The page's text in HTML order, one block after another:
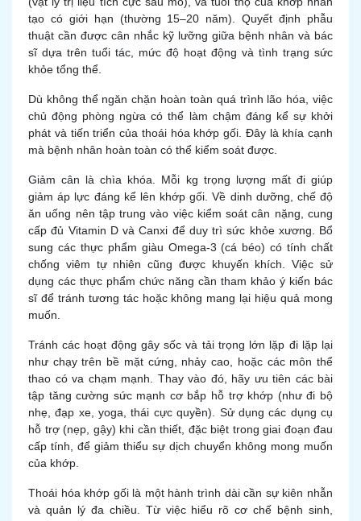
tạo có giới hạn (thường 15–20 năm). Quyết định phẫu
thuật cần được cân nhắc kỹ lưỡng giữa bệnh nhân và bác
sĩ dựa trên tuổi tác, mức độ hoạt động và tình trạng sức
khỏe tổng thể.
Dù không thể ngăn chặn hoàn toàn quá trình lão hóa, việc
chủ động phòng ngừa có thể làm chậm đáng kể sự khởi
phát và tiến triển của thoái hóa khớp gối. Đây là khía cạnh
mà bệnh nhân hoàn toàn có thể kiểm soát được.
Giảm cân là chìa khóa. Mỗi kg trọng lượng mất đi giúp
giảm áp lực đáng kể lên khớp gối. Về dinh dưỡng, chế độ
ăn uống nên tập trung vào việc kiểm soát cân nặng, cung
cấp đủ Vitamin D và Canxi để duy trì sức khỏe xương. Bổ
sung các thực phẩm giàu Omega-3 (cá béo) có tính chất
chống viêm tự nhiên cũng được khuyến khích. Việc sử
dụng các thực phẩm chức năng cần tham khảo ý kiến bác
sĩ để tránh tương tác hoặc không mang lại hiệu quả mong
muốn.
Tránh các hoạt động gây sốc và tải trọng lớn lặp đi lặp lại
như chạy trên bề mặt cứng, nhảy cao, hoặc các môn thể
thao có va chạm mạnh. Thay vào đó, hãy ưu tiên các bài
tập tăng cường sức mạnh cơ bắp hỗ trợ khớp (như đi bộ
nhẹ, đạp xe, yoga, thái cực quyền). Sử dụng các dụng cụ
hỗ trợ (nẹp, gậy) khi cần thiết, đặc biệt trong giai đoạn đau
cấp tính, để giảm thiểu sự dịch chuyển không mong muốn
của khớp.
Thoái hóa khớp gối là một hành trình dài cần sự kiên nhẫn
và quản lý đa chiều. Từ việc hiểu rõ cơ chế bệnh sinh,